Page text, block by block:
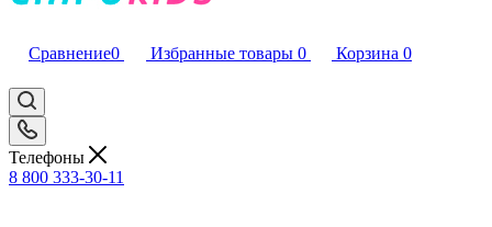
Сравнение0 Избранные товары 0 Корзина 0
Телефоны
8 800 333-30-11